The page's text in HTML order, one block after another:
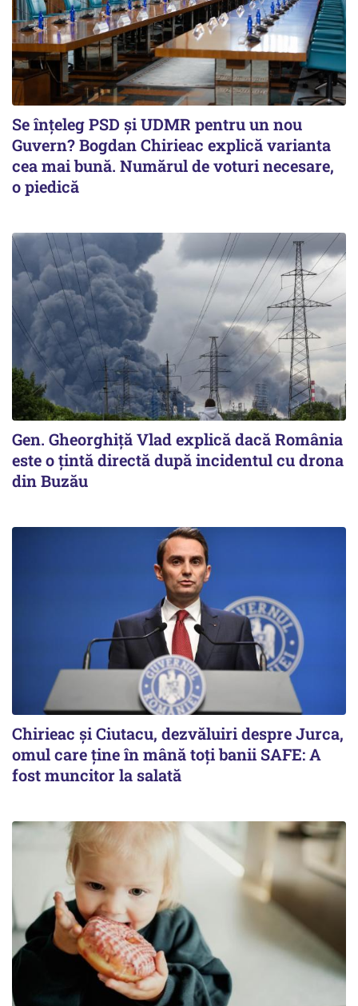
Se înţeleg PSD şi UDMR pentru un nou
Guvern? Bogdan Chirieac explică varianta
cea mai bună. Numărul de voturi necesare,
o piedică
Gen. Gheorghiță Vlad explică dacă România
este o țintă directă după incidentul cu drona
din Buzău
Chirieac și Ciutacu, dezvăluiri despre Jurca,
omul care ține în mână toți banii SAFE: A
fost muncitor la salată